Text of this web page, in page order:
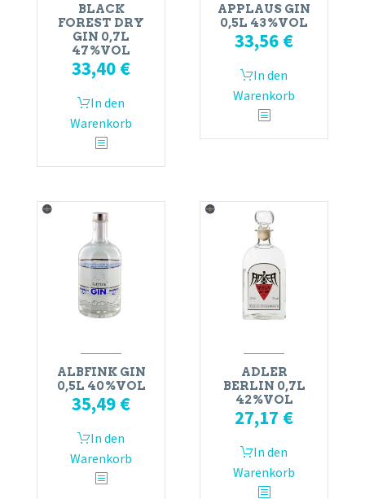
BLACK
FOREST DRY
GIN 0,7L
47%VOL
33,40 €
In den
Warenkorb
APPLAUS GIN
0,5L 43%VOL
33,56 €
In den
Warenkorb
ALBFINK GIN
0,5L 40%VOL
35,49 €
In den
Warenkorb
ADLER
BERLIN 0,7L
42%VOL
27,17 €
In den
Warenkorb